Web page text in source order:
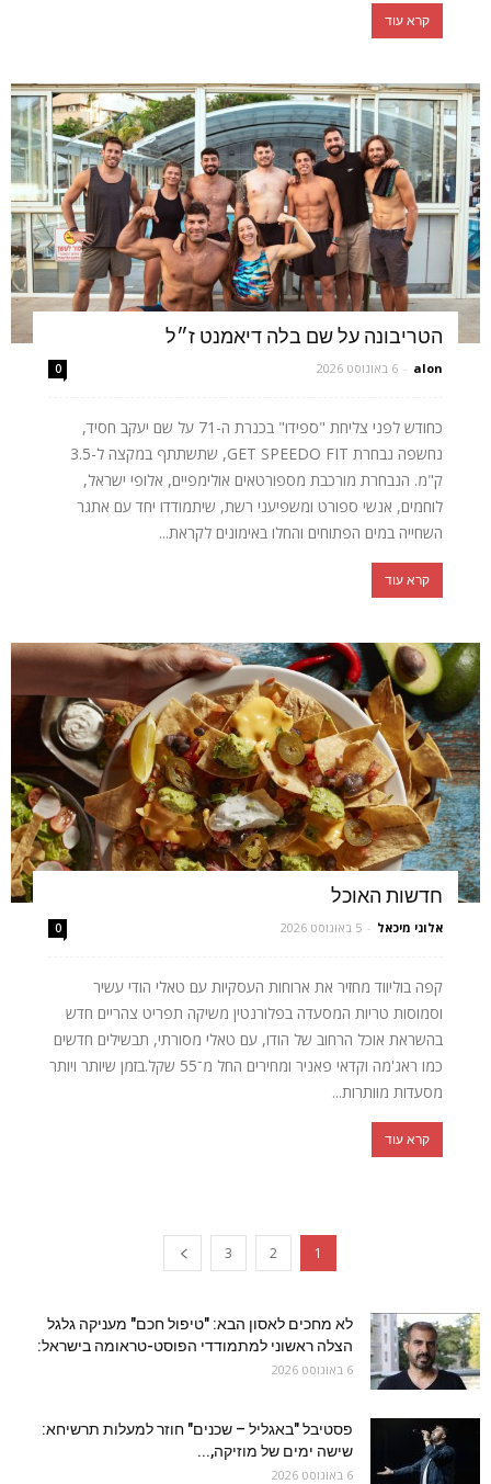
קרא עוד
הטריבונה על שם בלה דיאמנט ז״ל
alon
- 6 באוגוסט 2026 0
כחודש לפני צליחת "ספידו" בכנרת ה-71 על שם יעקב חסיד,
נחשפה נבחרת GET SPEEDO FIT, שתשתתף במקצה ל-3.5
ק"מ. הנבחרת מורכבת מספורטאים אולימפיים, אלופי ישראל,
לוחמים, אנשי ספורט ומשפיעני רשת, שיתמודדו יחד עם אתגר
השחייה במים הפתוחים והחלו באימונים לקראת...
קרא עוד
חדשות האוכל
אלוני מיכאל - 5 באוגוסט 2026 0
קפה בוליווד מחזיר את ארוחות העסקיות עם טאלי הודי עשיר
וסמוסות טריות המסעדה בפלורנטין משיקה תפריט צהריים חדש
בהשראת אוכל הרחוב של הודו, עם טאלי מסורתי, תבשילים חדשים
כמו ראג'מה וקדאי פאניר ומחירים החל מ־55 שקל.בזמן שיותר ויותר
מסעדות מוותרות...
קרא עוד
1
2
3
לא מחכים לאסון הבא: "טיפול חכם" מעניקה גלגל
הצלה ראשוני למתמודדי הפוסט-טראומה בישראל:
6 באוגוסט 2026
פסטיבל "באגליל – שכנים" חוזר למעלות תרשיחא:
שישה ימים של מוזיקה,...
6 באוגוסט 2026